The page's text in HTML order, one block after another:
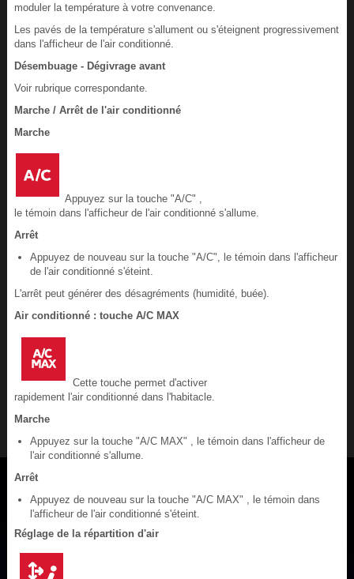
moduler la température à votre convenance.
Les pavés de la température s'allument ou s'éteignent progressivement
dans l'afficheur de l'air conditionné.
Désembuage - Dégivrage avant
Voir rubrique correspondante.
Marche / Arrêt de l'air conditionné
Marche
Appuyez sur la touche "A/C" ,
le témoin dans l'afficheur de l'air conditionné s'allume.
Arrêt
Appuyez de nouveau sur la touche "A/C", le témoin dans l'afficheur
de l'air conditionné s'éteint.
L'arrêt peut générer des désagréments (humidité, buée).
Air conditionné : touche A/C MAX
Cette touche permet d'activer
rapidement l'air conditionné dans l'habitacle.
Marche
Appuyez sur la touche "A/C MAX" , le témoin dans l'afficheur de
l'air conditionné s'allume.
Arrêt
Appuyez de nouveau sur la touche "A/C MAX" , le témoin dans
l'afficheur de l'air conditionné s'éteint.
Réglage de la répartition d'air